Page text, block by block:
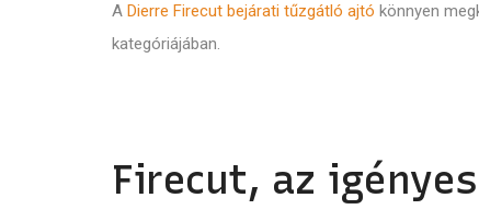
A Dierre Firecut bejárati tűzgátló ajtó könnyen
kategóriájában.
Firecut, az